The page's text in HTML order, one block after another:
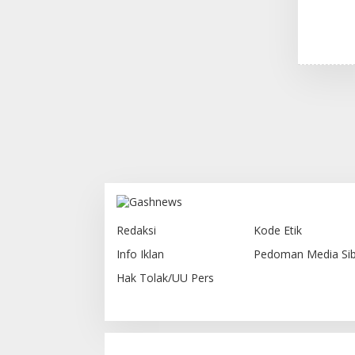
Redaksi
Kode Etik
Info Iklan
Pedoman Media
Hak Tolak/UU Pers